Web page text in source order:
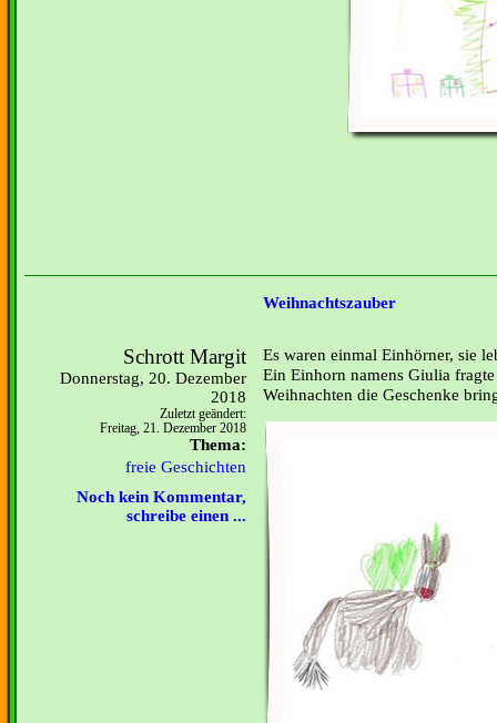
Weihnachtszauber
Schrott Margit
Donnerstag, 20. Dezember
2018
Zuletzt geändert:
Freitag, 21. Dezember 2018
Thema:
freie Geschichten
Noch kein Kommentar,
schreibe einen ...
Es waren einmal Einhörner, sie
Ein Einhorn namens Giulia
Weihnachten die Geschenke